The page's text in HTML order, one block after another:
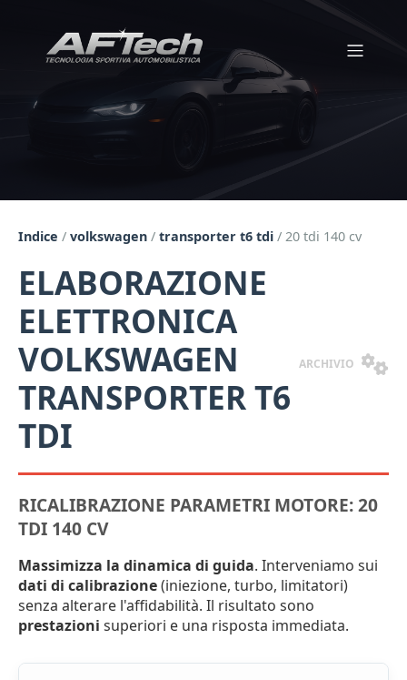
Indice / volkswagen / transporter t6 tdi / 20 tdi 140 cv
ELABORAZIONE
ELETTRONICA
VOLKSWAGEN
TRANSPORTER T6
TDI
ARCHIVIO
RICALIBRAZIONE PARAMETRI MOTORE: 20
TDI 140 CV
Massimizza la dinamica di guida. Interveniamo sui
dati di calibrazione(iniezione, turbo, limitatori)
senza alterare l'affidabilità. Il risultato sono
prestazioni superiori e una risposta immediata.